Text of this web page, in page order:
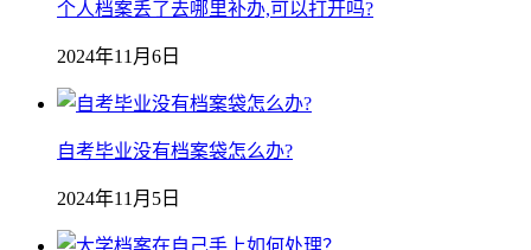
个人档案丢了去哪里补办,可以打开吗?
2024年11月6日
自考毕业没有档案袋怎么办?
2024年11月5日